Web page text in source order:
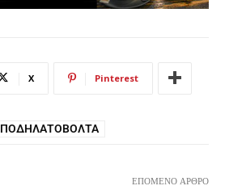
X Pinterest
ΠΟΔΗΛΑΤΟΒΌΛΤΑ
ΕΠΌΜΕΝΟ ΆΡΘΡΟ